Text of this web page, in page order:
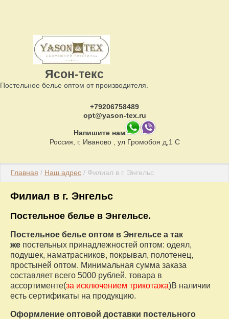
Ясон-текс
Постельное белье оптом от производителя.
+79206758489
opt@yason-tex.ru
Напишите нам
Россия, г. Иваново , ул Громобоя д,1 С
Главная / Наш адрес / Филиал в г. Энгельс
Филиал в г. Энгельс
Постельное белье в Энгельсе.
Постельное белье оптом в Энгельсе а так
же постельных принадлежностей оптом: одеял,
подушек, наматрасников, покрывал, полотенец,
простыней оптом. Минимальная сумма заказа
составляет всего 5000 рублей, товара в
ассортименте(за исключением трикотажа)В наличии
есть сертификаты на продукцию.
Оформление оптовой доставки постельного